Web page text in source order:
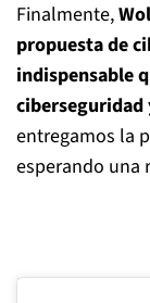
Finalmente,
propuesta de
indispensable
entregamos la
esperando una